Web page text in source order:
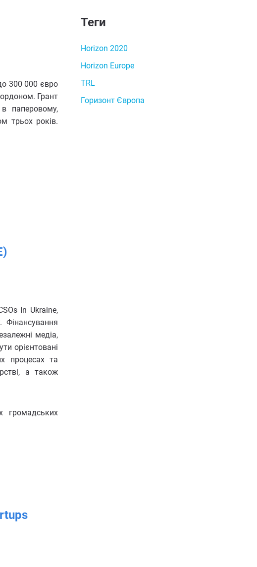
300 000 євро
Грант
паперовому,
трьох років.
In Ukraine,
Фінансування
медіа,
орієнтовані
процесах та
а також
громадських
Теги
Horizon 2020
Horizon Europe
TRL
Горизонт Європа